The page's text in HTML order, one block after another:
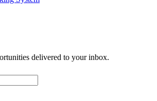
delivered to your inbox.